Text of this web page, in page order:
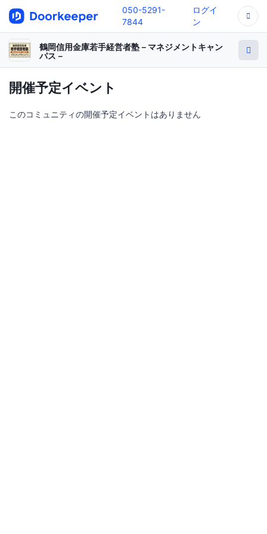
050-5291-
7844
ログイ
ン
鶴岡信用金庫若手経営者塾－マネジメントキャン
パス－
開催予定イベント
このコミュニティの開催予定イベントはありません